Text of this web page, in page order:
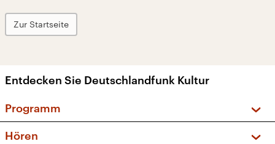
Zur Startseite
Entdecken Sie Deutschlandfunk Kultur
Programm
Hören